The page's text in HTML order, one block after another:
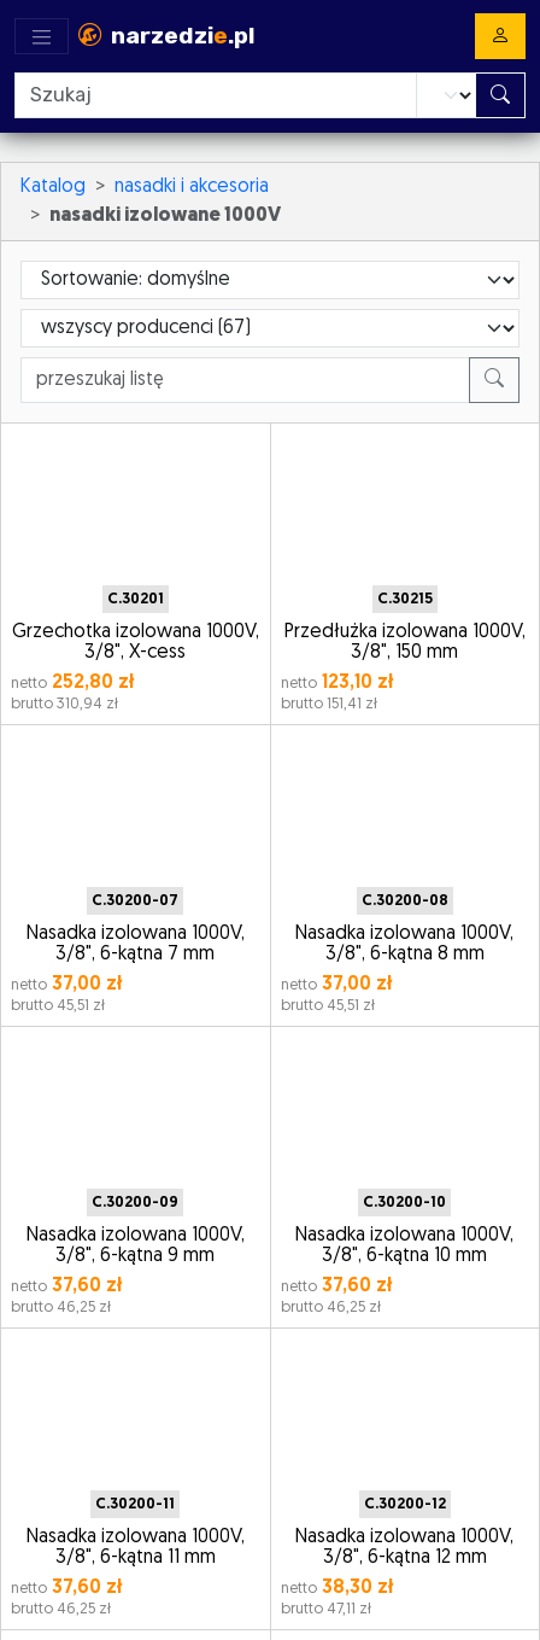
narzedzie.pl
Katalog
nasadki i akcesoria
nasadki izolowane 1000V
Sortowanie
ProducerId
C.30201
Grzechotka izolowana 1000V,
3/8", X-cess
netto 252,80 zł
brutto 310,94 zł
C.30215
Przedłużka izolowana 1000V,
3/8", 150 mm
netto123,10 zł
brutto 151,41 zł
C.30200-07
Nasadka izolowana 1000V,
3/8", 6-kątna 7 mm
netto 37,00 zł
brutto 45,51 zł
C.30200-08
Nasadka izolowana 1000V,
3/8", 6-kątna 8 mm
netto37,00 zł
brutto 45,51 zł
C.30200-09
Nasadka izolowana 1000V,
3/8", 6-kątna 9 mm
netto 37,60 zł
brutto 46,25 zł
C.30200-10
Nasadka izolowana 1000V,
3/8", 6-kątna 10 mm
netto37,60 zł
brutto 46,25 zł
C.30200-11
Nasadka izolowana 1000V,
3/8", 6-kątna 11 mm
netto 37,60 zł
brutto 46,25 zł
C.30200-12
Nasadka izolowana 1000V,
3/8", 6-kątna 12 mm
netto38,30 zł
brutto 47,11 zł